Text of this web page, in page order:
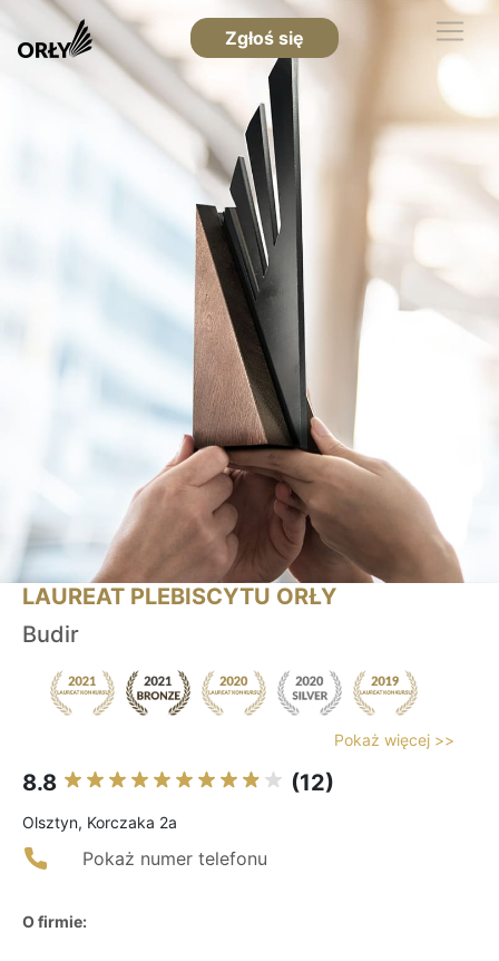
Zgłoś się
LAUREAT PLEBISCYTU ORŁY
Budir
Pokaż więcej >>
8.8 (12)
Olsztyn, Korczaka 2a
Pokaż numer telefonu
O firmie: